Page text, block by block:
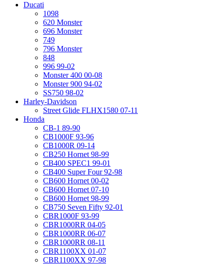
Ducati
1098
620 Monster
696 Monster
749
796 Monster
848
996 99-02
Monster 400 00-08
Monster 900 94-02
SS750 98-02
Harley-Davidson
Street Glide FLHX1580 07-11
Honda
CB-1 89-90
CB1000F 93-96
CB1000R 09-14
CB250 Hornet 98-99
CB400 SPEC1 99-01
CB400 Super Four 92-98
CB600 Hornet 00-02
CB600 Hornet 07-10
CB600 Hornet 98-99
CB750 Seven Fifty 92-01
CBR1000F 93-99
CBR1000RR 04-05
CBR1000RR 06-07
CBR1000RR 08-11
CBR1100XX 01-07
CBR1100XX 97-98